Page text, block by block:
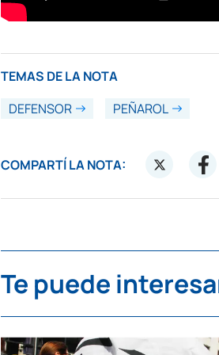
TEMAS DE LA NOTA
DEFENSOR
PEÑAROL
COMPARTÍ LA NOTA:
Te puede